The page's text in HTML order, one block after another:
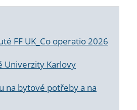
FF UK_Co operatio 2026
Univerzity Karlovy
na bytové potřeby a na